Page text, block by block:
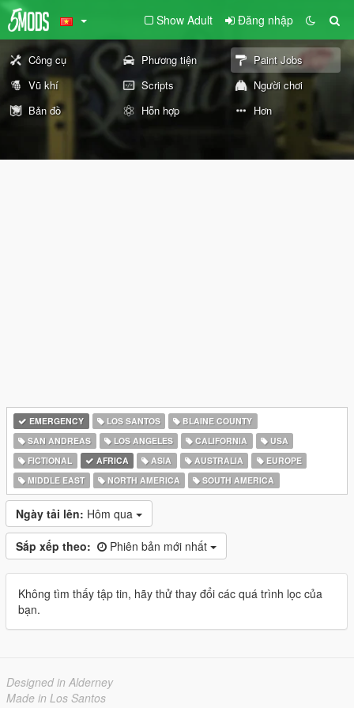
Show Adult Đăng nhập
Công cụ Phương tiện
Paint Jobs
Vũ khí
Scripts
Người chơi
Bản đồ
Hỗn hợp Hơn
EMERGENCY LOS SANTOS
BLAINE COUNTY
SAN ANDREAS
LOS ANGELES CALIFORNIA
USA
FICTIONAL
AFRICA ASIA AUSTRALIA
EUROPE
MIDDLE EAST
NORTH AMERICA SOUTH AMERICA
Ngày tải lên: Hôm qua
Sắp xếp theo: Phiên bản mới nhất
Không tìm thấy tập tin, hãy thử thay đổi các quá trình lọc của
bạn.
Designed in Alderney
Made in Los Santos